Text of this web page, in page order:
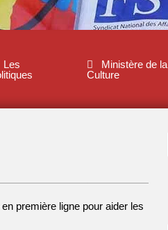
Les
Ministère de la
Culture
première ligne pour aider les